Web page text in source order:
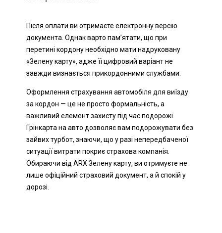
Після оплати ви отримаєте електронну версію
документа. Однак варто пам’ятати, що при
перетині кордону необхідно мати надруковану
«Зелену карту», адже її цифровий варіант не
завжди визнається прикордонними службами.
Оформлення страхування автомобіля для виїзду
за кордон — це не просто формальність, а
важливий елемент захисту під час подорожі.
Грінкарта на авто дозволяє вам подорожувати без
зайвих турбот, знаючи, що у разі непередбаченої
ситуації витрати покриє страхова компанія.
Обираючи від ARX Зелену карту, ви отримуєте не
лише офіційний страховий документ, а й спокій у
дорозі.